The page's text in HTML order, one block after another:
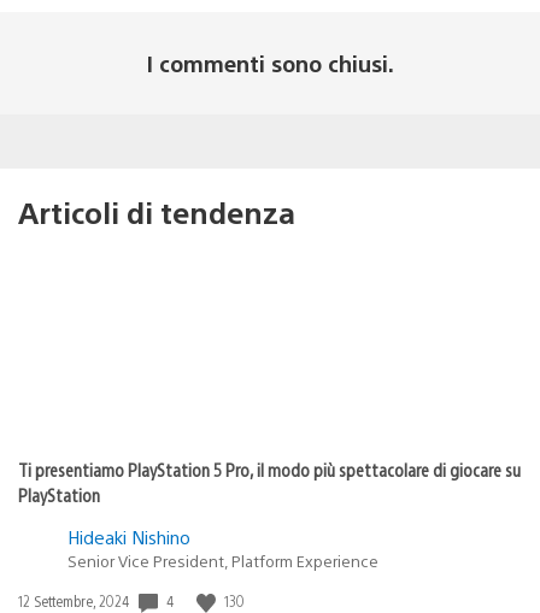
I commenti sono chiusi.
Articoli di tendenza
Ti presentiamo PlayStation 5 Pro, il modo più spettacolare di giocare su
PlayStation
Hideaki Nishino
Senior Vice President, Platform Experience
Data
12 Settembre, 2024 4 130